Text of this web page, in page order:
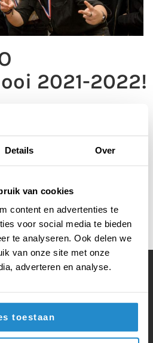
Details Over
van cookies
content en advertenties te
voor social media te bieden
te analyseren. Ook delen we
van onze site met onze
adverteren en analyse.
toestaan
2021-2022!
het MBO Debattoernooi
uitslagvind je hier!
OVERZICHT